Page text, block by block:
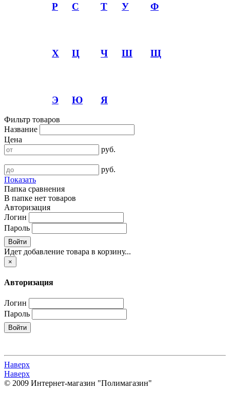
Р С Т У Ф
Х Ц Ч Ш Щ
Э Ю Я
Фильтр товаров
Название
Цена
руб.
руб.
Показать
Папка сравнения
В папке нет товаров
Авторизация
Логин
Пароль
Войти
Идет добавление товара в корзину...
×
Авторизация
Логин
Пароль
Войти
Наверх
Наверх
© 2009 Интернет-магазин "Полимагазин"